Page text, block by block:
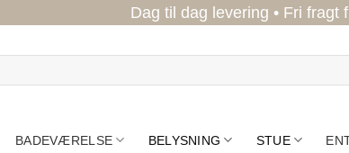
Dag til dag levering • Fri fragt
BADEVÆRELSE BELYSNING STUE